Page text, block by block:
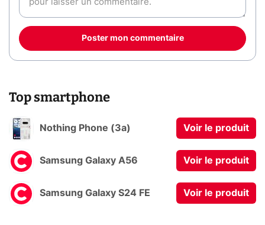
Poster mon commentaire
Top smartphone
Nothing Phone (3a) Voir le produit
Samsung Galaxy A56 Voir le produit
Samsung Galaxy S24 FE Voir le produit